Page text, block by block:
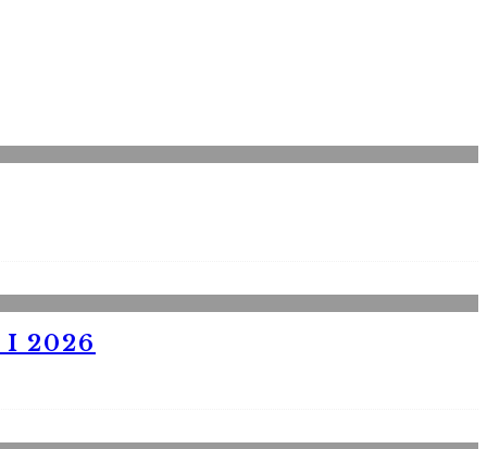
I 2026